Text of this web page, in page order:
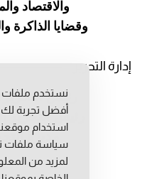
والاقتصاد
وقضايا الذاكرة
إدارة التحرير
رئيس
رئيس التحرير
مديرة
نستخدم ملفات
أفضل تجربة لك
استخدام
سياسة ملفات
لمزيد من